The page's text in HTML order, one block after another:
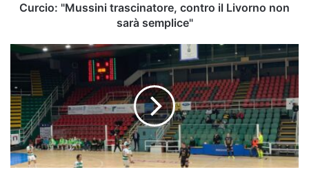
Curcio: "Mussini trascinatore, contro il Livorno non
sarà semplice"
Sandro
seconda
vittoria
consecutiva:
6-
2
contro
il